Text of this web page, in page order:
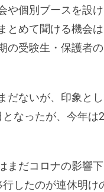
個別ブースを設
とめて聞ける機会は
受験生・保護者
ないが、印象とし
なったが、今年は
だコロナの影響下
したのが連休明け